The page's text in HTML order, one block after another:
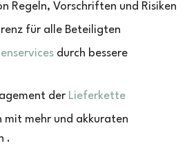
Regeln, Vorschriften und Risiken
für alle Beteiligten
durch bessere
der Lieferkette
mit mehr und akkuraten
.